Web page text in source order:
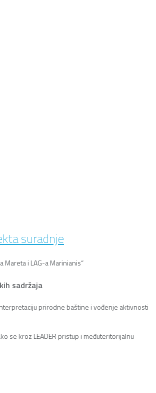
suradnje
i LAG-a Marinianis“
sadržaja
prirodne baštine i vođenje aktivnosti
se kroz LEADER pristup i međuteritorijalnu